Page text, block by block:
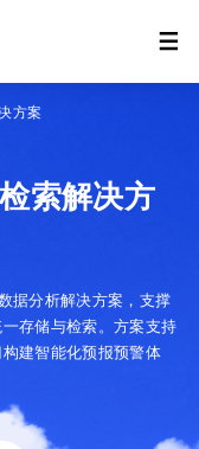
方案
索解决方
据分析解决方案，支撑
存储与检索。方案支持
建智能化预报预警体